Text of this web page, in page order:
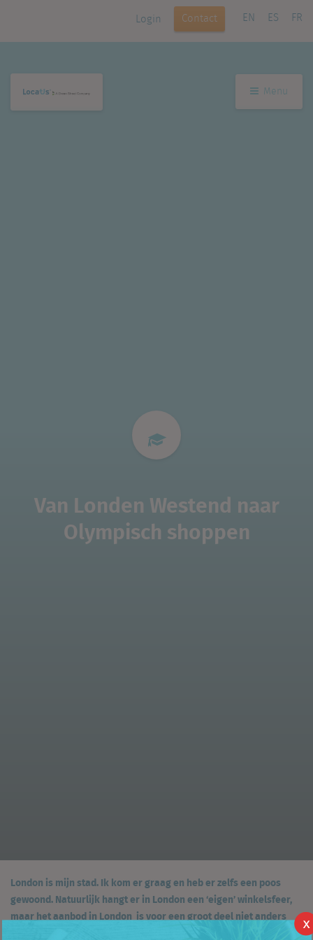
Login Contact EN ES FR
Menu
Van Londen Westend naar
Olympisch shoppen
London is mijn stad.Ik kom er graag en heb er zelfs een poos
gewoond. Natuurlijk hangt er in London een ‘eigen’ winkelsfeer,
maar het aanbod in London is voor een groot deel niet anders
X